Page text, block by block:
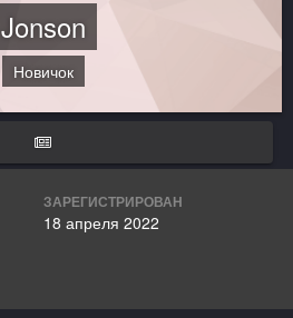
Jonson
Новичок
ЗАРЕГИСТРИРОВАН
18 апреля 2022